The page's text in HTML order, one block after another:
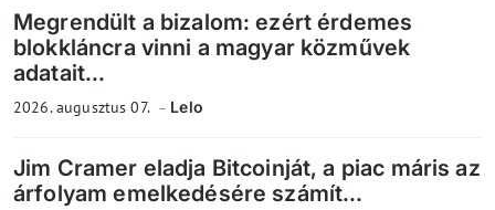
Megrendült a bizalom: ezért érdemes
blokkláncra vinni a magyar közművek
adatait...
2026. augusztus 07. Lelo
Jim Cramer eladja Bitcoinját, a piac máris az
árfolyam emelkedésére számít...